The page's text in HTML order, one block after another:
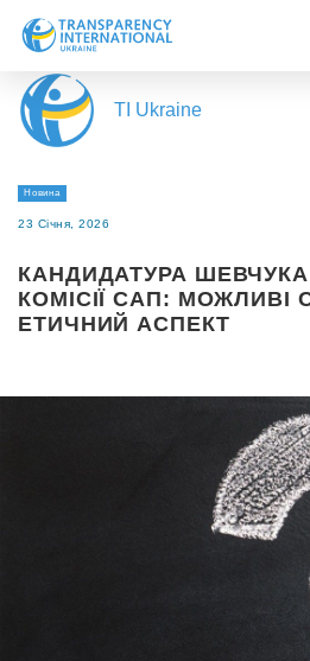
Про нас
Новини
Напрями роботи
Долучитися
TI Ukraine
Новина
23 Січня, 2026
КАНДИДАТУРА
КОМІСІЇ САП: МОЖЛИВІ
ЕТИЧНИЙ АСПЕКТ